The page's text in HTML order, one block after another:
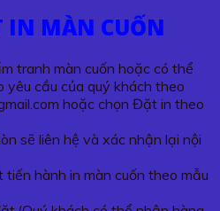
IN MÀN CUỐN
tranh màn cuốn hoặc có thể
yêu cầu của quý khách theo
hoặc chọn Đặt in theo
sẽ liên hệ và xác nhận lại nội
hành in màn cuốn theo mẫu